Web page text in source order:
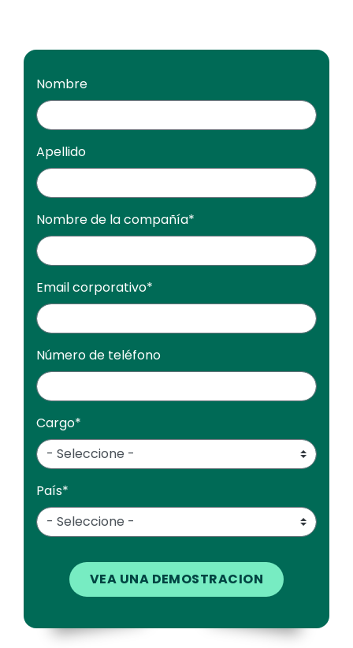
Nombre
Apellido
Nombre de la compañía*
Email corporativo*
Número de teléfono
Cargo*
País*